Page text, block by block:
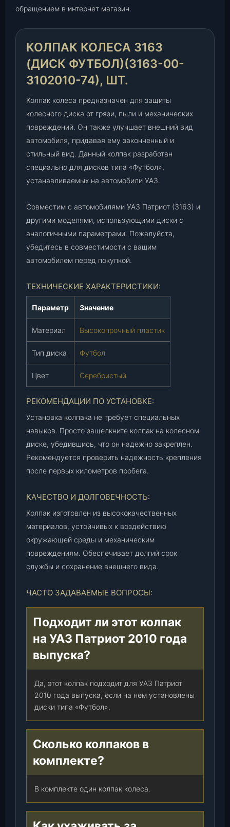
3
д
и
с
к
Ф
т
б
о
л
3
1
3
-
0
0
0
7
)
т
обращением в интернет магазин.
КОЛПАК КОЛЕСА 3163
(ДИСК ФУТБОЛ)(3163-00-
3102010-74), ШТ.
Колпак колеса предназначен для защиты
колесного диска от грязи, пыли и механических
повреждений. Он также улучшает внешний вид
автомобиля, придавая ему законченный и
стильный вид. Данный колпак разработан
специально для дисков типа «Футбол»,
устанавливаемых на автомобили УАЗ.
Совместим с автомобилями УАЗ Патриот (3163) и
другими моделями, использующими диски с
аналогичными параметрами. Пожалуйста,
убедитесь в совместимости с вашим
автомобилем перед покупкой.
ТЕХНИЧЕСКИЕ ХАРАКТЕРИСТИКИ:
Параметр Значение
Материал Высокопрочный пластик
Тип диска Футбол
Цвет Серебристый
РЕКОМЕНДАЦИИ ПО УСТАНОВКЕ:
Установка колпака не требует специальных
навыков. Просто защелкните колпак на колесном
диске, убедившись, что он надежно закреплен.
Рекомендуется проверить надежность крепления
после первых километров пробега.
КАЧЕСТВО И ДОЛГОВЕЧНОСТЬ:
Колпак изготовлен из высококачественных
материалов, устойчивых к воздействию
окружающей среды и механическим
повреждениям. Обеспечивает долгий срок
службы и сохранение внешнего вида.
ЧАСТО ЗАДАВАЕМЫЕ ВОПРОСЫ:
Подходит ли этот колпак
на УАЗ Патриот 2010 года
выпуска?
Да, этот колпак подходит для УАЗ Патриот
2010 года выпуска, если на нем установлены
диски типа «Футбол».
Сколько колпаков в
комплекте?
В комплекте один колпак колеса.